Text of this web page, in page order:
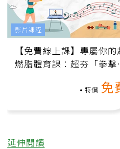
【免費線上課】專屬你的
燃脂體育課：超夯「拳擊
特價 免
影片課程
延伸閱讀